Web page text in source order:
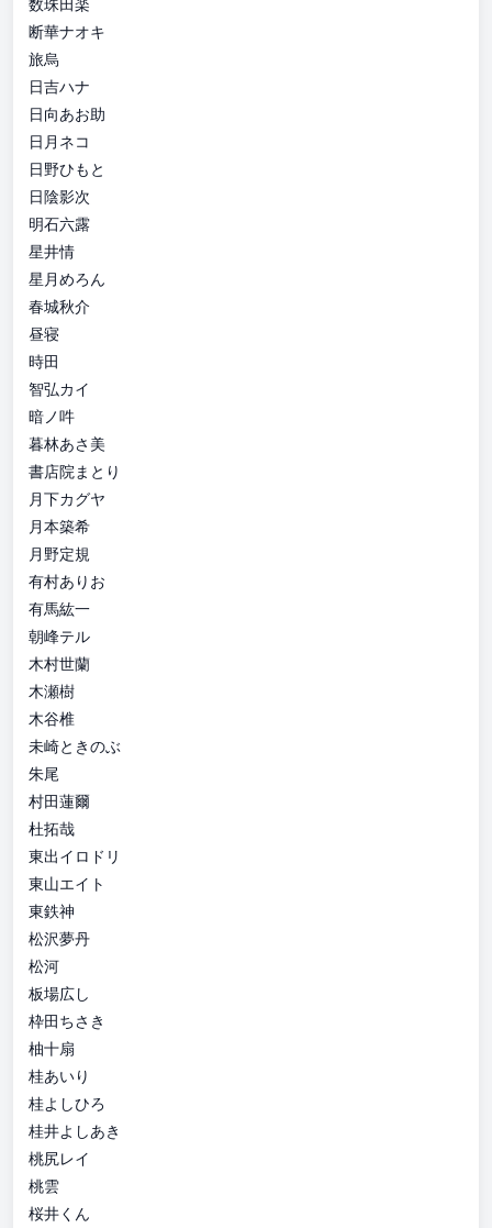
断華ナオキ
旅烏
日吉ハナ
日向あお助
日月ネコ
日野ひもと
日陰影次
明石六露
星井情
星月めろん
春城秋介
昼寝
時田
智弘カイ
暗ノ吽
暮林あさ美
書店院まとり
月下カグヤ
月本築希
月野定規
有村ありお
有馬紘一
朝峰テル
木村世蘭
木瀬樹
木谷椎
未崎ときのぶ
朱尾
村田蓮爾
杜拓哉
東出イロドリ
東山エイト
東鉄神
松沢夢丹
松河
板場広し
枠田ちさき
柚十扇
桂あいり
桂よしひろ
桂井よしあき
桃尻レイ
桃雲
桜井くん